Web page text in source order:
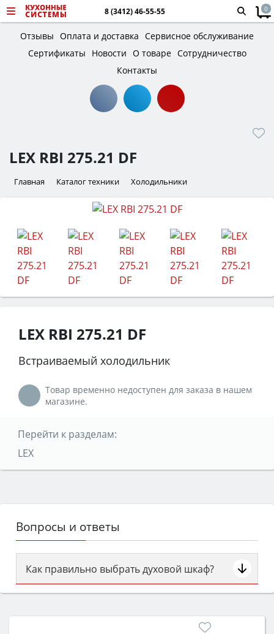
8 (3412) 46-55-55 0
Отзывы Оплата и доставка Сервисное обслуживание
Сертификаты
Новости О товаре Сотрудничество
Контакты
LEX RBI 275.21 DF
Главная Каталог техники Холодильники
LEX RBI 275.21 DF
Встраиваемый холодильник
Товар временно недоступен для заказа в нашем
магазине.
Перейти к разделам:
LEX
Вопросы и ответы
Как правильно выбрать духовой шкаф?
Сначала определитесь с типом (газовый или
затем смотрите на объём 50–70 л для семьи,